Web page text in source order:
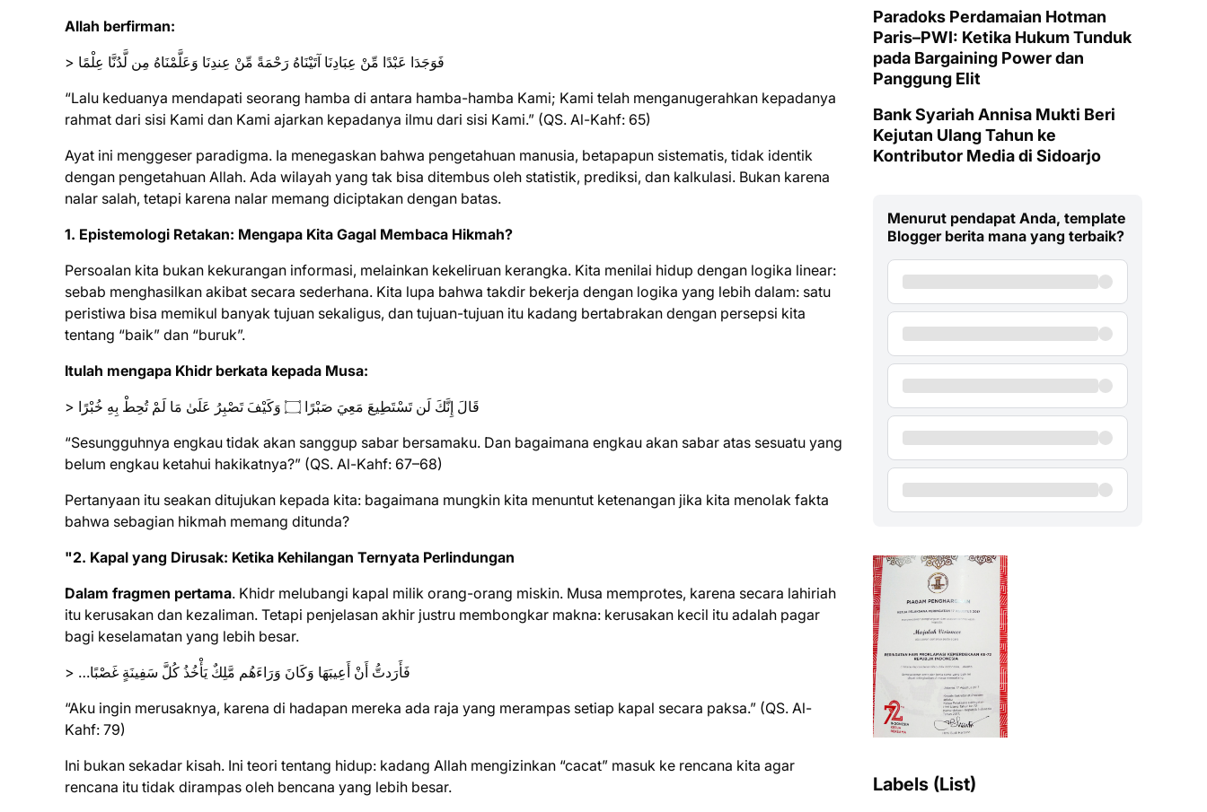
Allah berfirman:
> فَوَجَدَا عَبْدًا مِّنْ عِبَادِنَا آتَيْنَاهُ رَحْمَةً مِّنْ عِندِنَا وَعَلَّمْنَاهُ مِن لَّدُنَّا عِلْمًا
“Lalu keduanya mendapati seorang hamba di antara hamba-hamba Kami; Kami telah menganugerahkan kepadanya
rahmat dari sisi Kami dan Kami ajarkan kepadanya ilmu dari sisi Kami.” (QS. Al-Kahf: 65)
Ayat ini menggeser paradigma. Ia menegaskan bahwa pengetahuan manusia, betapapun sistematis, tidak identik
dengan pengetahuan Allah. Ada wilayah yang tak bisa ditembus oleh statistik, prediksi, dan kalkulasi. Bukan karena
nalar salah, tetapi karena nalar memang diciptakan dengan batas.
1. Epistemologi Retakan: Mengapa Kita Gagal Membaca Hikmah?
Persoalan kita bukan kekurangan informasi, melainkan kekeliruan kerangka. Kita menilai hidup dengan logika linear:
sebab menghasilkan akibat secara sederhana. Kita lupa bahwa takdir bekerja dengan logika yang lebih dalam: satu
peristiwa bisa memikul banyak tujuan sekaligus, dan tujuan-tujuan itu kadang bertabrakan dengan persepsi kita
tentang “baik” dan “buruk”.
Itulah mengapa Khidr berkata kepada Musa:
> قَالَ إِنَّكَ لَن تَسْتَطِيعَ مَعِيَ صَبْرًا ۝ وَكَيْفَ تَصْبِرُ عَلَىٰ مَا لَمْ تُحِطْ بِهِ خُبْرًا
“Sesungguhnya engkau tidak akan sanggup sabar bersamaku. Dan bagaimana engkau akan sabar atas sesuatu yang
belum engkau ketahui hakikatnya?” (QS. Al-Kahf: 67–68)
Pertanyaan itu seakan ditujukan kepada kita: bagaimana mungkin kita menuntut ketenangan jika kita menolak fakta
bahwa sebagian hikmah memang ditunda?
"2. Kapal yang Dirusak: Ketika Kehilangan Ternyata Perlindungan
Dalam fragmen pertama. Khidr melubangi kapal milik orang-orang miskin. Musa memprotes, karena secara lahiriah
itu kerusakan dan kezaliman. Tetapi penjelasan akhir justru membongkar makna: kerusakan kecil itu adalah pagar
bagi keselamatan yang lebih besar.
> …فَأَرَدتُّ أَنْ أَعِيبَهَا وَكَانَ وَرَاءَهُم مَّلِكٌ يَأْخُذُ كُلَّ سَفِينَةٍ غَصْبًا
“Aku ingin merusaknya, karena di hadapan mereka ada raja yang merampas setiap kapal secara paksa.” (QS. Al-
Kahf: 79)
Ini bukan sekadar kisah. Ini teori tentang hidup: kadang Allah mengizinkan “cacat” masuk ke rencana kita agar
rencana itu tidak dirampas oleh bencana yang lebih besar.
Paradoks Perdamaian Hotman
Paris–PWI: Ketika Hukum Tunduk
pada Bargaining Power dan
Panggung Elit
Bank Syariah Annisa Mukti Beri
Kejutan Ulang Tahun ke
Kontributor Media di Sidoarjo
Menurut pendapat Anda, template
Blogger berita mana yang terbaik?
Labels (List)